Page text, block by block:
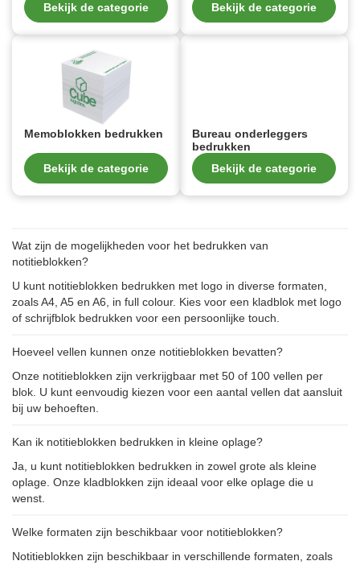
Bekijk de categorie
Bekijk de categorie
Memoblokken bedrukken
Bekijk de categorie
Bureau onderleggers
bedrukken
Bekijk de categorie
Wat zijn de mogelijkheden voor het bedrukken van
notitieblokken?
U kunt notitieblokken bedrukken met logo in diverse formaten,
zoals A4, A5 en A6, in full colour. Kies voor een kladblok met logo
of schrijfblok bedrukken voor een persoonlijke touch.
Hoeveel vellen kunnen onze notitieblokken bevatten?
Onze notitieblokken zijn verkrijgbaar met 50 of 100 vellen per
blok. U kunt eenvoudig kiezen voor een aantal vellen dat aansluit
bij uw behoeften.
Kan ik notitieblokken bedrukken in kleine oplage?
Ja, u kunt notitieblokken bedrukken in zowel grote als kleine
oplage. Onze kladblokken zijn ideaal voor elke oplage die u
wenst.
Welke formaten zijn beschikbaar voor notitieblokken?
Notitieblokken zijn beschikbaar in verschillende formaten, zoals